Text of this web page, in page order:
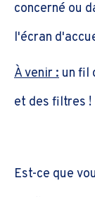
concerné ou
l'écran
À venir : un fil
et des filtres !
Est-ce que